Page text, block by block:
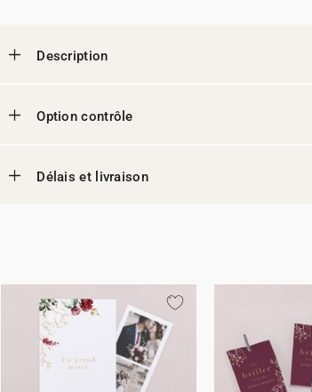
Description
Option contrôle
Délais et livraison